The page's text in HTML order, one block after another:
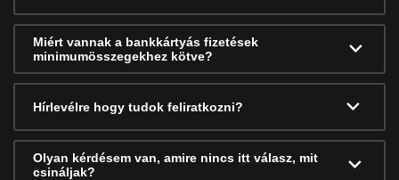
Miért vannak a bankkártyás fizetések
minimumösszegekhez kötve?
Hírlevélre hogy tudok feliratkozni?
Olyan kérdésem van, amire nincs itt válasz, mit
csináljak?